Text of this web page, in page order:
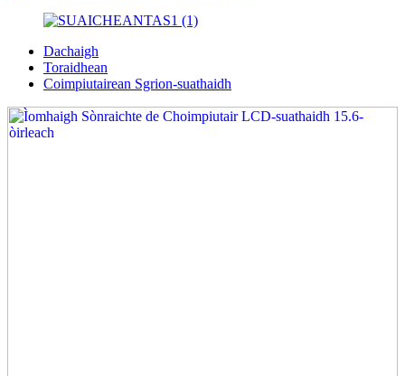
Dachaigh
Toraidhean
Coimpiutairean Sgrion-suathaidh